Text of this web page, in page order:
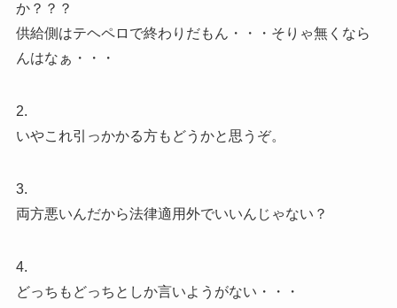
か？？？
供給側はテヘペロで終わりだもん・・・そりゃ無くなら
んはなぁ・・・
2.
いやこれ引っかかる方もどうかと思うぞ。
3.
両方悪いんだから法律適用外でいいんじゃない？
4.
どっちもどっちとしか言いようがない・・・